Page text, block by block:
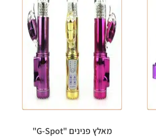
מאלץ פנינים "G-Spot"